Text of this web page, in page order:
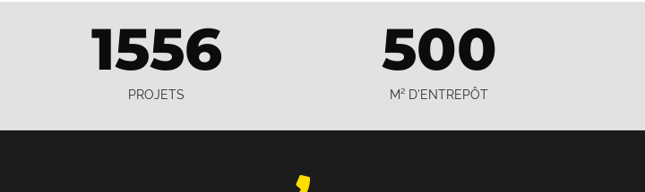
PROJETS
1556
M² D'ENTREPÔT
500